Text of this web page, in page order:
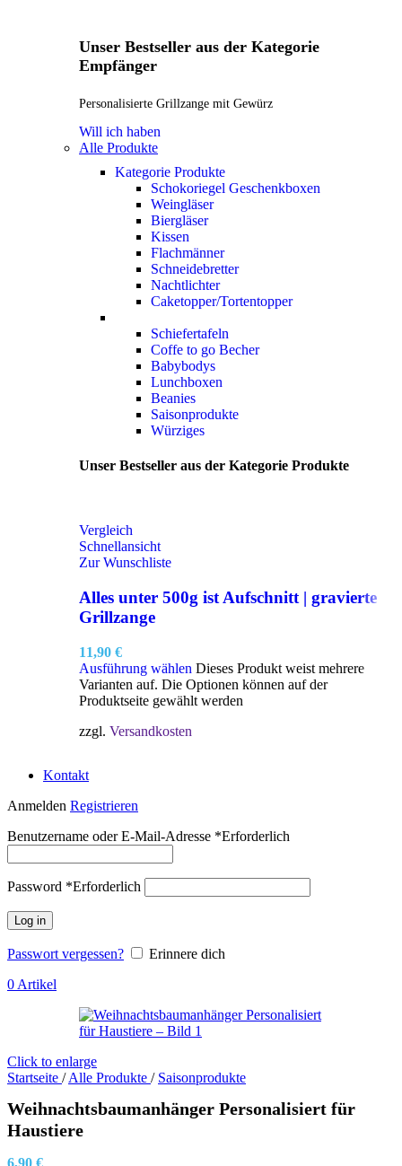
Unser Bestseller aus der Kategorie
Empfänger
Personalisierte Grillzange mit Gewürz
Will ich haben
Alle Produkte
Kategorie Produkte
Schokoriegel Geschenkboxen
Weingläser
Biergläser
Kissen
Flachmänner
Schneidebretter
Nachtlichter
Caketopper/Tortentopper
Schiefertafeln
Coffe to go Becher
Babybodys
Lunchboxen
Beanies
Saisonprodukte
Würziges
Unser Bestseller aus der Kategorie Produkte
Vergleich
Schnellansicht
Zur Wunschliste
Alles unter 500g ist Aufschnitt | gravierte
Grillzange
11,90 €
Ausführung wählen Dieses Produkt weist mehrere
Varianten auf. Die Optionen können auf der
Produktseite gewählt werden
zzgl. Versandkosten
Kontakt
Anmelden Registrieren
Benutzername oder E-Mail-Adresse *Erforderlich
Password *Erforderlich
Log in
Passwort vergessen?
Erinnere dich
0 Artikel
Click to enlarge
Startseite / Alle Produkte / Saisonprodukte
Weihnachtsbaumanhänger Personalisiert für
Haustiere
6,90 €